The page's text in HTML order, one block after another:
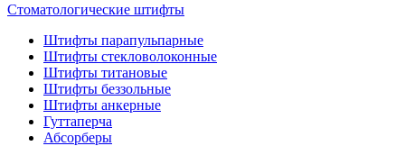
Стоматологические штифты
Штифты парапульпарные
Штифты стекловолоконные
Штифты титановые
Штифты беззольные
Штифты анкерные
Гуттаперча
Абсорберы